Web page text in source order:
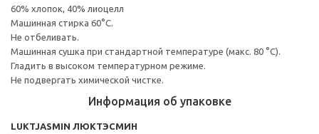
60% хлопок, 40% лиоцелл
Машинная стирка 60°С.
Не отбеливать.
Машинная сушка при стандартной температуре (макс. 80 °C).
Гладить в высоком температурном режиме.
Не подвергать химической чистке.
Информация об упаковке
LUKTJASMIN ЛЮКТЭСМИН